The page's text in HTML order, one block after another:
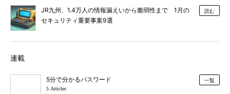
JR九州、1.4万人の情報漏えいから脆弱性まで 1月の
セキュリティ重要事案9選
読む
連載
5分で分かるパスワード
5 Articles
一覧